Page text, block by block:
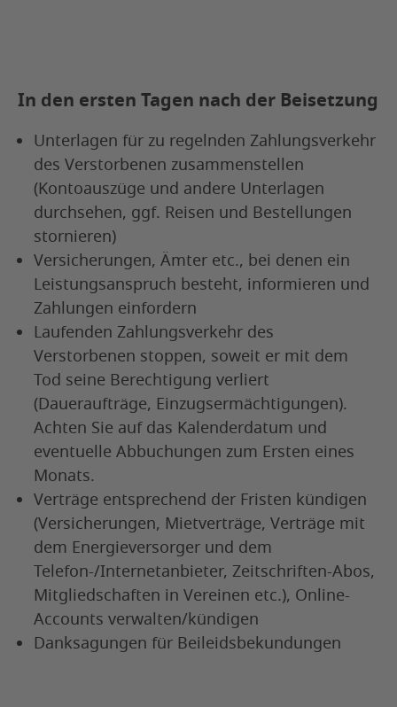
In den ersten Tagen nach der Beisetzung
Unterlagen für zu regelnden Zahlungsverkehr
des Verstorbenen zusammenstellen
(Kontoauszüge und andere Unterlagen
durchsehen, ggf. Reisen und Bestellungen
stornieren)
Versicherungen, Ämter etc., bei denen ein
Leistungsanspruch besteht, informieren und
Zahlungen einfordern
Laufenden Zahlungsverkehr des
Verstorbenen stoppen, soweit er mit dem
Tod seine Berechtigung verliert
(Daueraufträge, Einzugsermächtigungen).
Achten Sie auf das Kalenderdatum und
eventuelle Abbuchungen zum Ersten eines
Monats.
Verträge entsprechend der Fristen kündigen
(Versicherungen, Mietverträge, Verträge mit
dem Energieversorger und dem
Telefon-/Internetanbieter, Zeitschriften-Abos,
Mitgliedschaften in Vereinen etc.), Online-
Accounts verwalten/kündigen
Danksagungen für Beileidsbekundungen